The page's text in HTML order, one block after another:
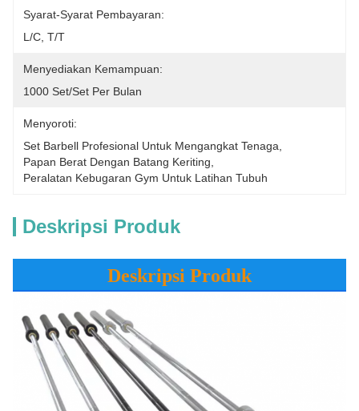
Syarat-Syarat Pembayaran:
L/C, T/T
Menyediakan Kemampuan:
1000 Set/set Per Bulan
Menyoroti:
Set Barbell Profesional Untuk Mengangkat Tenaga
Papan Berat Dengan Batang Keriting
Peralatan Kebugaran Gym Untuk Latihan Tubuh
Deskripsi Produk
Deskripsi Produk